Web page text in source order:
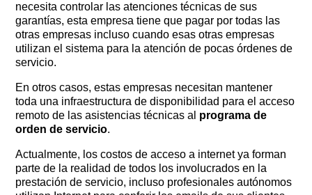
necesita controlar las atenciones técnicas de sus
garantías, esta empresa tiene que pagar por todas las
otras empresas incluso cuando esas otras empresas
utilizan el sistema para la atención de pocas órdenes de
servicio.
En otros casos, estas empresas necesitan mantener
toda una infraestructura de disponibilidad para el acceso
remoto de las asistencias técnicas al programa de
orden de servicio.
Actualmente, los costos de acceso a internet ya forman
parte de la realidad de todos los involucrados en la
prestación de servicio, incluso profesionales autónomos